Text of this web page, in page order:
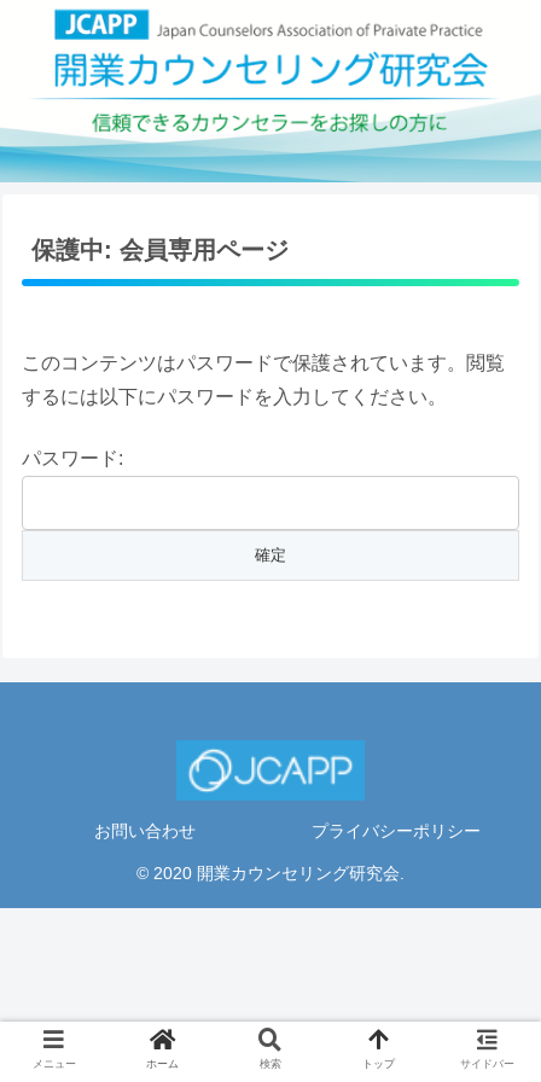
保護中: 会員専用ページ
このコンテンツはパスワードで保護されています。閲覧
するには以下にパスワードを入力してください。
パスワード:
お問い合わせ プライバシーポリシー
© 2020 開業カウンセリング研究会.
メニュー ホーム 検索 トップ サイドバー